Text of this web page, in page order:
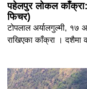
पहेलपुर लोकल
फिचर)
टोपलाल अर्यालगुल्मी, १७
राखिएका काँक्रा । दशैमा